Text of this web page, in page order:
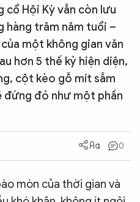
cổ Hội Kỳ vẫn còn lưu
hàng trăm năm tuổi –
một không gian văn
hơn 5 thế kỷ hiện diện,
cột kèo gỗ mít sẫm
đứng đó như một phần
0
mòn của thời gian và